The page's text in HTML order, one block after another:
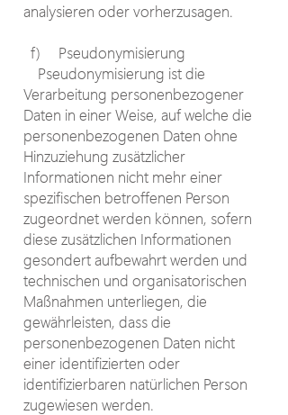
analysieren oder vorherzusagen.
f) Pseudonymisierung
Pseudonymisierung ist die
Verarbeitung personenbezogener
Daten in einer Weise, auf welche die
personenbezogenen Daten ohne
Hinzuziehung zusätzlicher
Informationen nicht mehr einer
spezifischen betroffenen Person
zugeordnet werden können, sofern
diese zusätzlichen Informationen
gesondert aufbewahrt werden und
technischen und organisatorischen
Maßnahmen unterliegen, die
gewährleisten, dass die
personenbezogenen Daten nicht
einer identifizierten oder
identifizierbaren natürlichen Person
zugewiesen werden.